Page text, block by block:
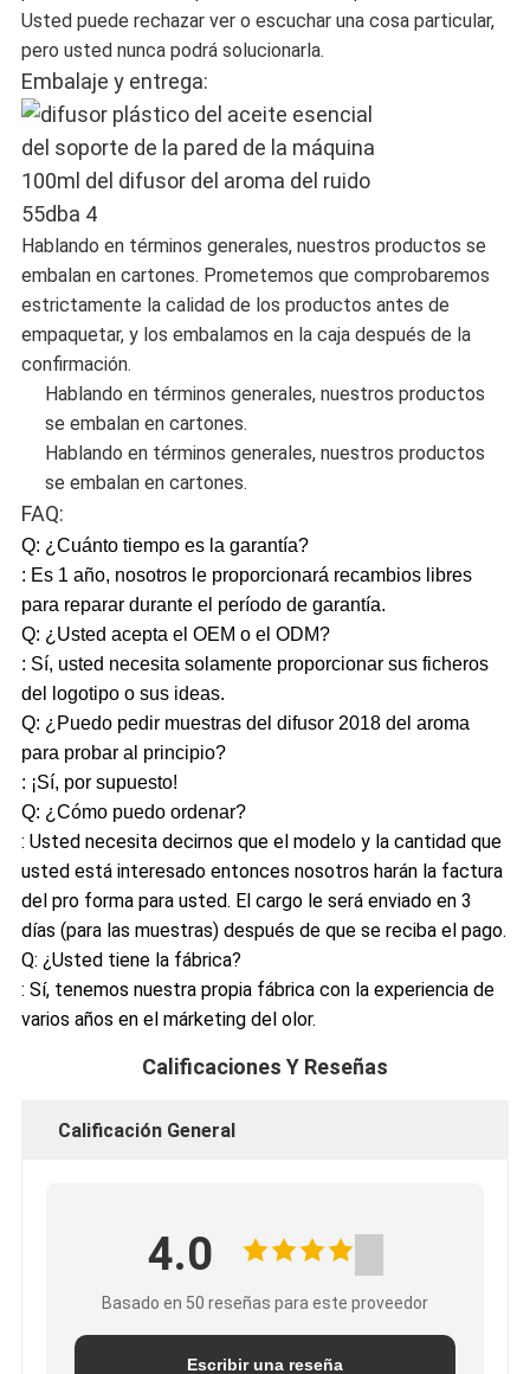
Usted puede rechazar ver o escuchar una cosa particular,
pero usted nunca podrá solucionarla.
Embalaje y entrega:
Hablando en términos generales, nuestros productos se
embalan en cartones. Prometemos que comprobaremos
estrictamente la calidad de los productos antes de
empaquetar, y los embalamos en la caja después de la
confirmación.
Hablando en términos generales, nuestros productos
se embalan en cartones.
Hablando en términos generales, nuestros productos
se embalan en cartones.
FAQ:
Q: ¿Cuánto tiempo es la garantía?
: Es 1 año, nosotros le proporcionará recambios libres
para reparar durante el período de garantía.
Q: ¿Usted acepta el OEM o el ODM?
: Sí, usted necesita solamente proporcionar sus ficheros
del logotipo o sus ideas.
Q: ¿Puedo pedir muestras del difusor 2018 del aroma
para probar al principio?
: ¡Sí, por supuesto!
Q: ¿Cómo puedo ordenar?
: Usted necesita decirnos que el modelo y la cantidad que
usted está interesado entonces nosotros harán la factura
del pro forma para usted. El cargo le será enviado en 3
días (para las muestras) después de que se reciba el pago.
Q: ¿Usted tiene la fábrica?
: Sí, tenemos nuestra propia fábrica con la experiencia de
varios años en el márketing del olor.
Calificaciones Y Reseñas
Calificación General
4.0
Basado en 50 reseñas para este proveedor
Escribir una reseña